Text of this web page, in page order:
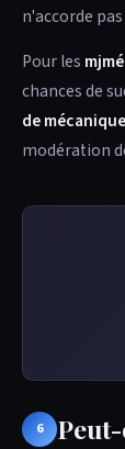
n'accorde
Pour les
chances de
de
modération
6